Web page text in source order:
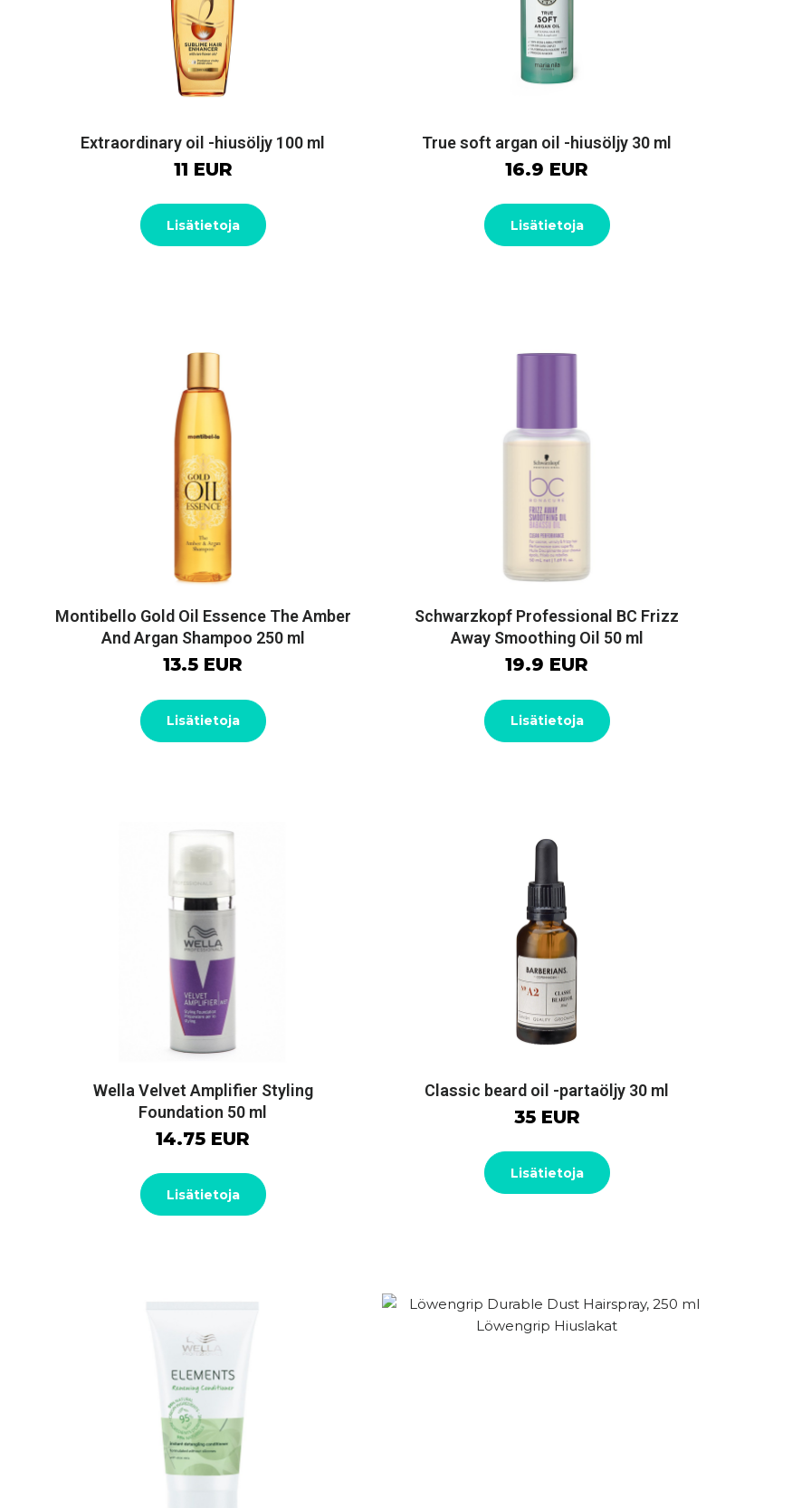
Extraordinary oil -hiusöljy 100 ml
11 EUR
Lisätietoja
True soft argan oil -hiusöljy 30 ml
16.9 EUR
Lisätietoja
Montibello Gold Oil Essence The Amber
And Argan Shampoo 250 ml
13.5 EUR
Lisätietoja
Schwarzkopf Professional BC Frizz
Away Smoothing Oil 50 ml
19.9 EUR
Lisätietoja
Wella Velvet Amplifier Styling
Foundation 50 ml
14.75 EUR
Lisätietoja
Classic beard oil -partaöljy 30 ml
35 EUR
Lisätietoja